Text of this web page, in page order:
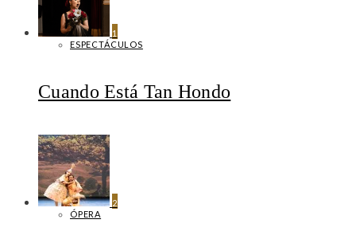
1
ESPECTÁCULOS
Cuando Está Tan Hondo
2
ÓPERA